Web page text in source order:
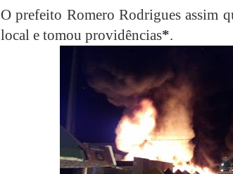
O prefeito Romero Rodrigues assim
local e tomou providências*.